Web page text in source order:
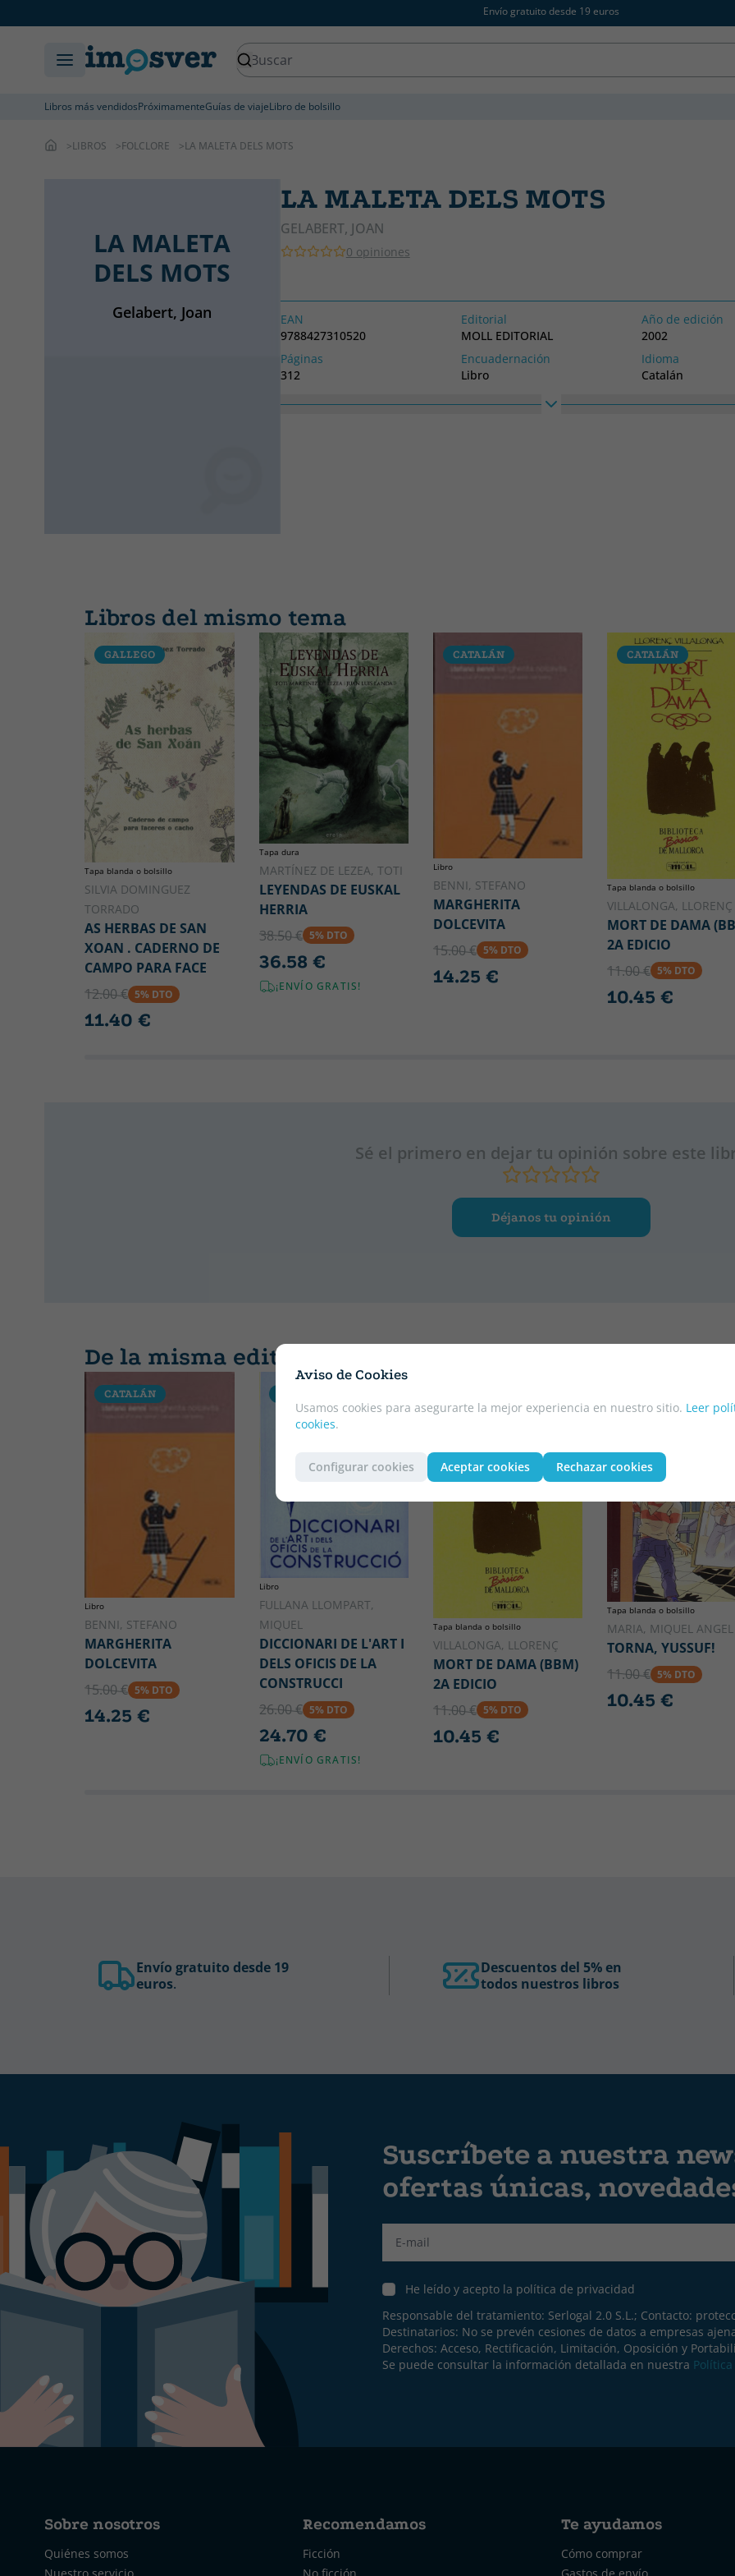
Envío gratuito desde 19 euros
Libros más vendidosPróximamenteGuías de viajeLibro de bolsillo
Aviso de Cookies
Usamos cookies para asegurarte la mejor experiencia en nuestro sitio. Leer
cookies.
Configurar cookies Aceptar cookies Rechazar cookies
LIBROS FOLCLORE LA MALETA DELS MOTS
LA MALETA
DELS MOTS
Gelabert, Joan
LA MALETA DELS MOTS
GELABERT, JOAN
0 opiniones
EAN
9788427310520
Editorial
MOLL EDITORIAL
Año de edición
2002
Páginas
312
Encuadernación
Libro
Idioma
Catalán
Libros del mismo tema
GALLEGO
Tapa blanda o bolsillo
SILVIA DOMINGUEZ
TORRADO
AS HERBAS DE SAN
XOAN . CADERNO DE
CAMPO PARA FACE
12.00 € 5% DTO
11.40 €
Tapa dura
MARTÍNEZ DE LEZEA, TOTI
LEYENDAS DE EUSKAL
HERRIA
38.50 € 5% DTO
36.58 €
¡ENVÍO GRATIS!
CATALÁN
Libro
BENNI, STEFANO
MARGHERITA
DOLCEVITA
15.00 € 5% DTO
14.25 €
CATALÁN
Tapa blanda o bolsillo
VILLALONGA, LLORENÇ
MORT DE DAMA
2A EDICIO
11.00 € 5% DTO
10.45 €
Sé el primero en dejar tu opinión sobre este
Déjanos tu opinión
De la misma editorial
CATALÁN
Libro
BENNI, STEFANO
MARGHERITA
DOLCEVITA
15.00 € 5% DTO
14.25 €
Libro
FULLANA LLOMPART,
MIQUEL
DICCIONARI DE L'ART I
DELS OFICIS DE LA
CONSTRUCCI
26.00 € 5% DTO
24.70 €
¡ENVÍO GRATIS!
Tapa blanda o bolsillo
VILLALONGA, LLORENÇ
MORT DE DAMA (BBM)
2A EDICIO
11.00 € 5% DTO
10.45 €
Tapa blanda o bolsillo
MARIA, MIQUEL ANGEL
TORNA, YUSSUF!
11.00 € 5% DTO
10.45 €
Envío gratuito desde 19
euros.
Descuentos del 5% en
todos nuestros libros
Suscríbete a nuestra
ofertas únicas,
He leído y acepto la política de privacidad
Responsable del tratamiento: Serlogal 2.0 S.L.; Contacto:
Destinatarios: No se prevén cesiones de datos a empresas
Derechos: Acceso, Rectificación, Limitación, Oposición y
Se puede consultar la información detallada en nuestra
Sobre nosotros
Quiénes somos
Recomendamos
Ficción
Te ayudamos
Cómo comprar